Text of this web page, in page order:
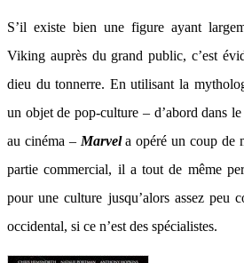
S’il existe bien une figure ayant
Viking auprès du grand public, c’est
dieu du tonnerre. En utilisant la
un objet de pop-culture – d’abord dans
au cinéma – Marvela opéré un coup de
partie commercial, il a tout de même
pour une culture jusqu’alors assez peu
occidental, si ce n’est des spécialistes.